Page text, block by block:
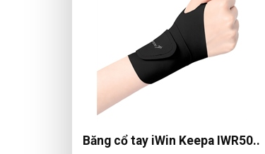
Băng cổ tay iWin Keepa IWR50..